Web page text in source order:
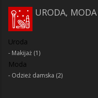
URODA, MODA
Uroda
Makijaż (1)
Moda
Odzież damska (2)